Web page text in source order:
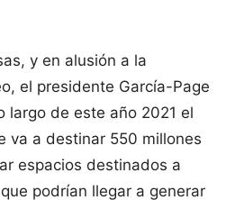
y en alusión a la
el presidente García-Page
largo de este año 2021 el
va a destinar 550 millones
espacios destinados a
podrían llegar a generar